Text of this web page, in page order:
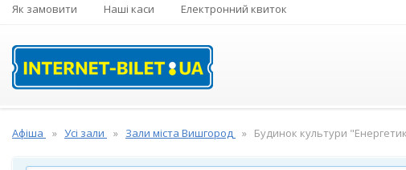
Як замовити Наші каси Електронний квиток
Афіша Усі зали Зали міста Вишгород Будинок культури